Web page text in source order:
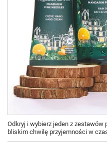
Odkryj i wybierz jeden z zestawów
bliskim chwilę przyjemności w